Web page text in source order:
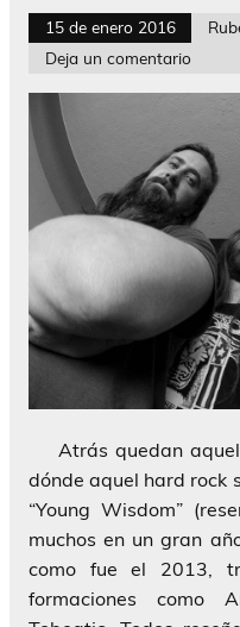
15 de enero 2016
Deja un comentario
Atrás quedan
dónde aquel hard rock
“Young Wisdom”
muchos en un gran
como fue el 2013,
formaciones como